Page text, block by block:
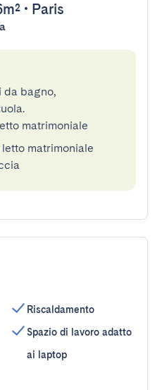
• Paris
da bagno,
matrimoniale
letto matrimoniale
Riscaldamento
Spazio di lavoro adatto
ai laptop